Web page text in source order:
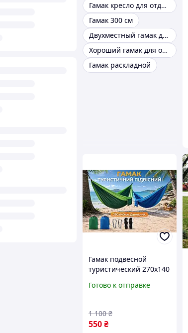
Гамак кресло для отдыха
Гамак 300 см
Двухместный гамак для отдыха на природе
Хороший гамак для отдыха
Гамак раскладной
Гамак подвесной
туристический 270х140
отдыха Гамак
похода реки и леса
Готово к отправке
550₴
1 100 ₴